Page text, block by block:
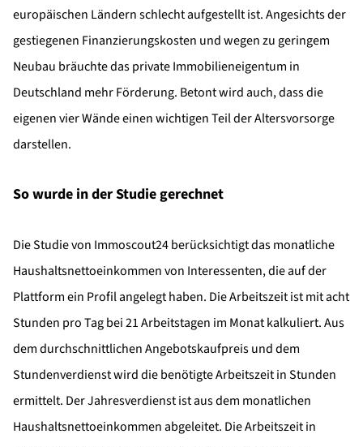
europäischen Ländern schlecht aufgestellt ist. Angesichts der
gestiegenen Finanzierungskosten und wegen zu geringem
Neubau bräuchte das private Immobilieneigentum in
Deutschland mehr Förderung. Betont wird auch, dass die
eigenen vier Wände einen wichtigen Teil der Altersvorsorge
darstellen.
So wurde in der Studie gerechnet
Die Studie von Immoscout24 berücksichtigt das monatliche
Haushaltsnettoeinkommen von Interessenten, die auf der
Plattform ein Profil angelegt haben. Die Arbeitszeit ist mit acht
Stunden pro Tag bei 21 Arbeitstagen im Monat kalkuliert. Aus
dem durchschnittlichen Angebotskaufpreis und dem
Stundenverdienst wird die benötigte Arbeitszeit in Stunden
ermittelt. Der Jahresverdienst ist aus dem monatlichen
Haushaltsnettoeinkommen abgeleitet. Die Arbeitszeit in